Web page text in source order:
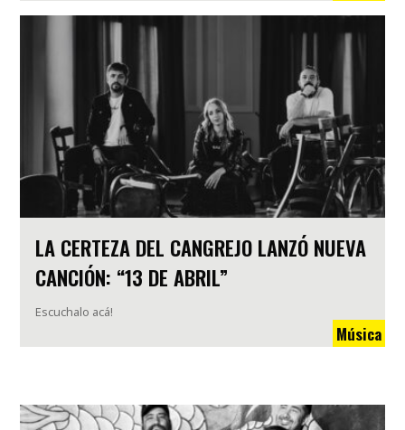
LA CERTEZA DEL CANGREJO LANZÓ NUEVA
CANCIÓN: “13 DE ABRIL”
Escuchalo acá!
Música